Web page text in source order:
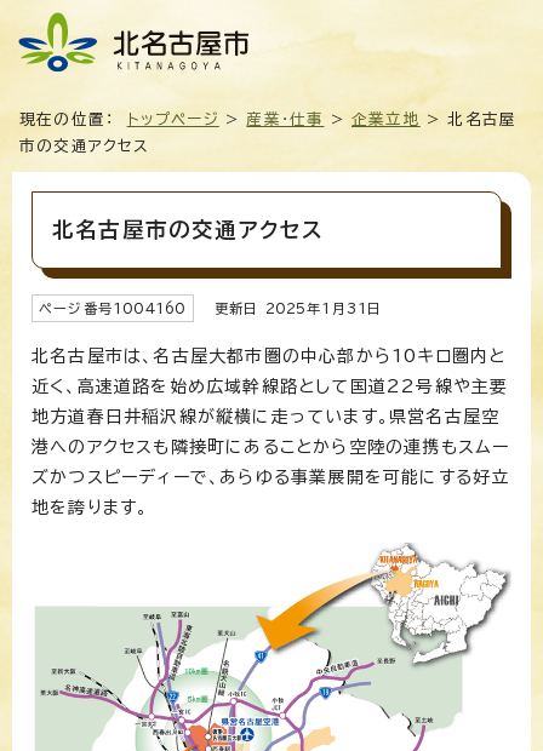
現在の位置： トップページ > 産業・仕事 >企業立地
> 北名古屋
市の交通アクセス
北名古屋市の交通アクセス
ページ番号1004160 更新日 2025年1月 31 日
北名古屋市は、名古屋大都市圏の中心部から10キロ圏内と
近く、高速道路を始め広域幹線路として国道22号線や主要
地方道春日井稲沢線が縦横に走っています。県営名古屋空
港へのアクセスも隣接町にあることから空陸の連携もスムー
ズかつスピーディーで、あらゆる事業展開を可能にする好立
地を誇ります。